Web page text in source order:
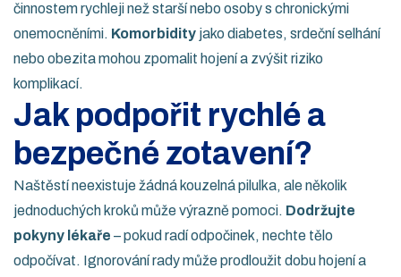
činnostem rychleji než starší nebo osoby s chronickými
onemocněními. Komorbidity jako diabetes, srdeční selhání
nebo obezita mohou zpomalit hojení a zvýšit riziko
komplikací.
Jak podpořit rychlé a
bezpečné zotavení?
Naštěstí neexistuje žádná kouzelná pilulka, ale několik
jednoduchých kroků může výrazně pomoci. Dodržujte
pokyny lékaře – pokud radí odpočinek, nechte tělo
odpočívat. Ignorování rady může prodloužit dobu hojení a